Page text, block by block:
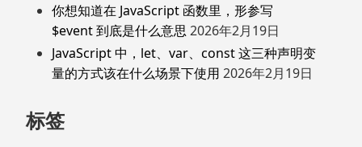
你想知道在 JavaScript 函数里，形参写
$event 到底是什么意思 2026年2月19日
JavaScript 中，let、var、const 这三种声明变
量的方式该在什么场景下使用 2026年2月19日
标签